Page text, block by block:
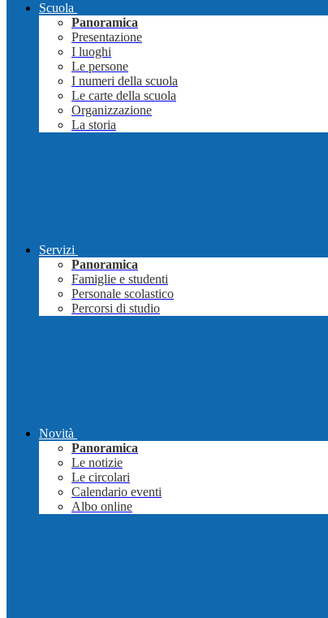
Scuola
Panoramica
Presentazione
I luoghi
Le persone
I numeri della scuola
Le carte della scuola
Organizzazione
La storia
Servizi
Panoramica
Famiglie e studenti
Personale scolastico
Percorsi di studio
Novità
Panoramica
Le notizie
Le circolari
Calendario eventi
Albo online